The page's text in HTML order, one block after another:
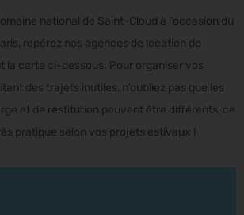
national de Saint-Cloud à l’occasion du
repérez nos agences de location de
la carte ci-dessous. Pour organiser vos
des trajets inutiles, n’oubliez pas que les
et de restitution peuvent être différents, ce
pratique selon vos projets estivaux !